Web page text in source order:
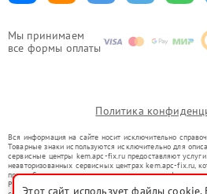
Мы принимаем
все формы оплаты
Политика
Вся информация на сайте носит исключительно
Товарные знаки используются исключительно для
сервисные центры kem.apc-fix.ru предоставляют
неавторизованных сервисных центрах kem.apc-fix.ru,
правообладателями товарных знаков или их
Ремонт осуществляется для устройств, уже введенных
Этот сайт использует файлы